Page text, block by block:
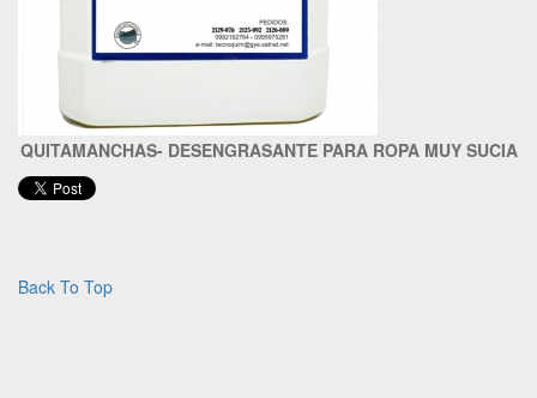
QUITAMANCHAS- DESENGRASANTE PARA ROPA MUY SUCIA
Back To Top